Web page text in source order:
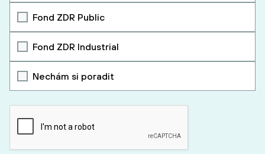
Fond ZDR Public
Fond ZDR Industrial
Nechám si poradit